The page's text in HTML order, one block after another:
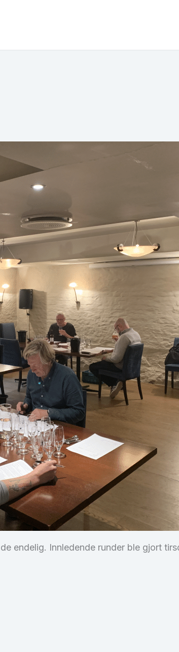
endelig. Innledende runder ble gjort